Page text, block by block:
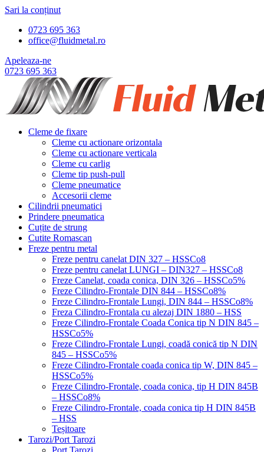
Sari la conținut
0723 695 363
office@fluidmetal.ro
Apeleaza-ne
0723 695 363
Cleme de fixare
Cleme cu actionare orizontala
Cleme cu actionare verticala
Cleme cu carlig
Cleme tip push-pull
Cleme pneumatice
Accesorii cleme
Cilindrii pneumatici
Prindere pneumatica
Cuțite de strung
Cutite Romascan
Freze pentru metal
Freze pentru canelat DIN 327 – HSSCo8
Freze pentru canelat LUNGI – DIN327 – HSSCo8
Freze Canelat, coada conica, DIN 326 – HSSCo5%
Freze Cilindro-Frontale DIN 844 – HSSCo8%
Freze Cilindro-Frontale Lungi, DIN 844 – HSSCo8%
Freza Cilindro-Frontala cu alezaj DIN 1880 – HSS
Freze Cilindro-Frontale Coada Conica tip N DIN 845 –
HSSCo5%
Freze Cilindro-Frontale Lungi, coadă conică tip N DIN
845 – HSSCo5%
Freze Cilindro-Frontale coada conica tip W, DIN 845 –
HSSCo5%
Freze Cilindro-Frontale, coada conica, tip H DIN 845B
– HSSCo8%
Freze Cilindro-Frontale, coada conica tip H DIN 845B
– HSS
Teșitoare
Tarozi/Port Tarozi
Port Tarozi